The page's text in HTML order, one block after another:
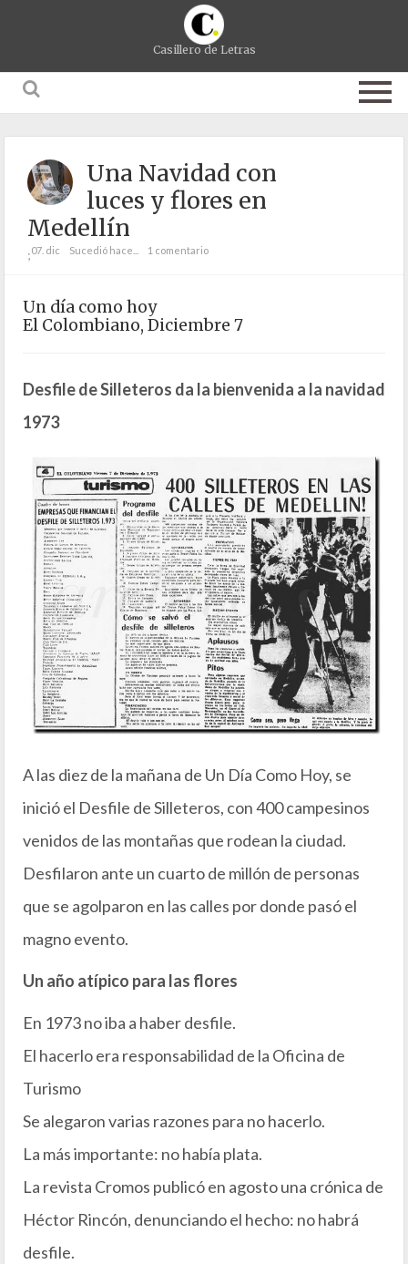
Casillero de Letras
Una Navidad con
luces y flores en
Medellín
;07. dic Sucedió hace... 1 comentario
Un día como hoy
El Colombiano, Diciembre 7
Desfile de Silleteros da la bienvenida a la navidad
1973
A las diez de la mañana de Un Día Como Hoy, se
inició el Desfile de Silleteros, con 400 campesinos
venidos de las montañas que rodean la ciudad.
Desfilaron ante un cuarto de millón de personas
que se agolparon en las calles por donde pasó el
magno evento.
Un año atípico para las flores
En 1973 no iba a haber desfile.
El hacerlo era responsabilidad de la Oficina de
Turismo
Se alegaron varias razones para no hacerlo.
La más importante: no había plata.
La revista Cromos publicó en agosto una crónica de
Héctor Rincón, denunciando el hecho: no habrá
desfile.